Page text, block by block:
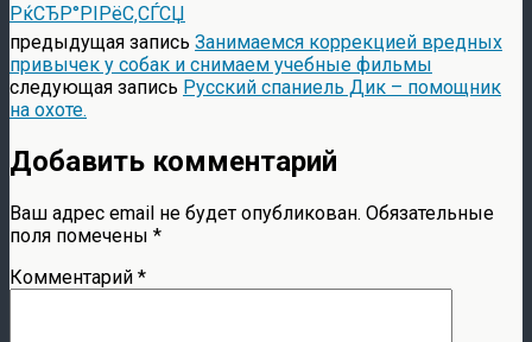
РќСЂР°РІРёС‚СЃСЏ
предыдущая запись Занимаемся коррекцией вредных
привычек у собак и снимаем учебные фильмы
следующая запись Русский спаниель Дик – помощник
на охоте.
Добавить комментарий
Ваш адрес email не будет опубликован. Обязательные
поля помечены *
Комментарий *